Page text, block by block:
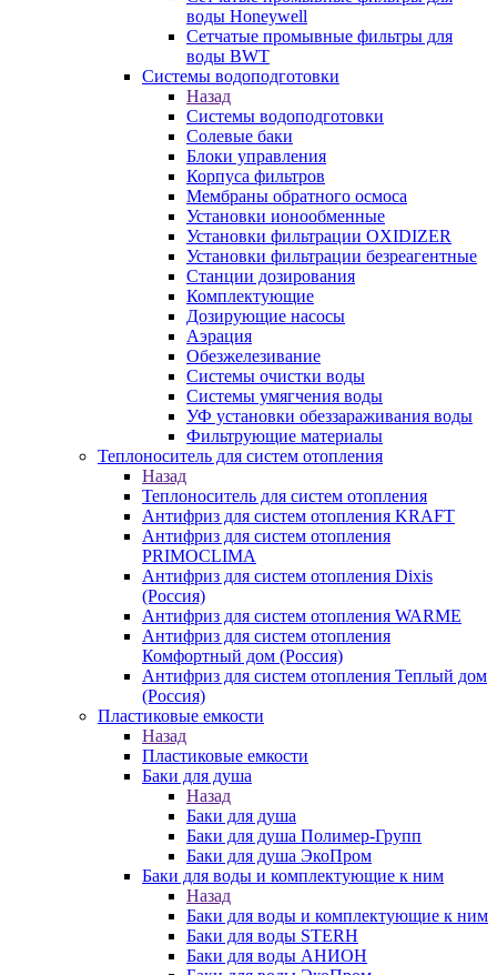
воды Honeywell
Сетчатые промывные фильтры для
воды BWT
Системы водоподготовки
Назад
Системы водоподготовки
Солевые баки
Блоки управления
Корпуса фильтров
Мембраны обратного осмоса
Установки ионообменные
Установки фильтрации OXIDIZER
Установки фильтрации безреагентные
Станции дозирования
Комплектующие
Дозирующие насосы
Аэрация
Обезжелезивание
Системы очистки воды
Системы умягчения воды
УФ установки обеззараживания воды
Фильтрующие материалы
Теплоноситель для систем отопления
Назад
Теплоноситель для систем отопления
Антифриз для систем отопления KRAFT
Антифриз для систем отопления
PRIMOCLIMA
Антифриз для систем отопления Dixis
(Россия)
Антифриз для систем отопления WARME
Антифриз для систем отопления
Комфортный дом (Россия)
Антифриз для систем отопления Теплый дом
(Россия)
Пластиковые емкости
Назад
Пластиковые емкости
Баки для душа
Назад
Баки для душа
Баки для душа Полимер-Групп
Баки для душа ЭкоПром
Баки для воды и комплектующие к ним
Назад
Баки для воды и комплектующие к ним
Баки для воды STERH
Баки для воды АНИОН